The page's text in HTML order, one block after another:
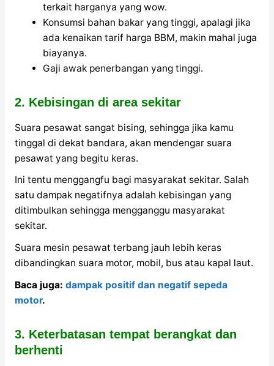
terkait harganya yang wow.
Konsumsi bahan bakar yang tinggi, apalagi jika
ada kenaikan tarif harga BBM, makin mahal juga
biayanya.
Gaji awak penerbangan yang tinggi.
2. Kebisingan di area sekitar
Suara pesawat sangat bising, sehingga jika kamu
tinggal di dekat bandara, akan mendengar suara
pesawat yang begitu keras.
Ini tentu menggangfu bagi masyarakat sekitar. Salah
satu dampak negatifnya adalah kebisingan yang
ditimbulkan sehingga mengganggu masyarakat
sekitar.
Suara mesin pesawat terbang jauh lebih keras
dibandingkan suara motor, mobil, bus atau kapal laut.
Baca juga: dampak positif dan negatif sepeda
motor.
3. Keterbatasan tempat berangkat dan
berhenti